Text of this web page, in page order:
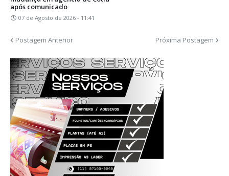
após comunicado
07 de Agosto de 2026 - 11:41
Postagem Anterior Próxima Postagem